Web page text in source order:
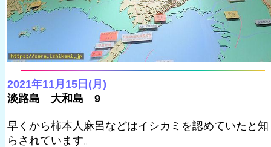
2021年11月15日(月)
淡路島 大和島 9
早くから柿本人麻呂などはイシカミを認めていたと知
らされています。